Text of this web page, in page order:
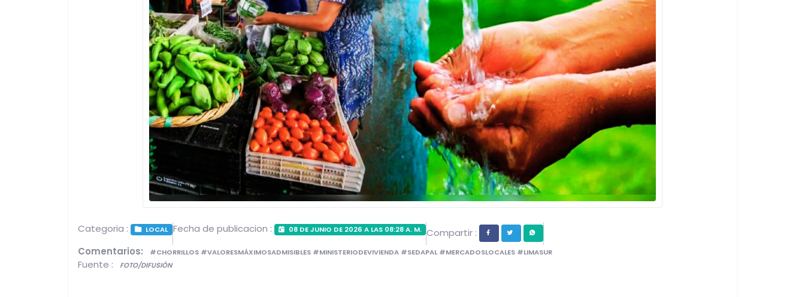
Categoria : LOCAL Fecha de publicacion : 08 DE JUNIO DE 2026 A LAS 08:28 A. M. Compartir :
Comentarios:
#CHORRILLOS #VALORESMÁXIMOSADMISIBLES #MINISTERIODEVIVIENDA #SEDAPAL #MERCADOSLOCALES #LIMASUR
Fuente : FOTO/DIFUSIÓN